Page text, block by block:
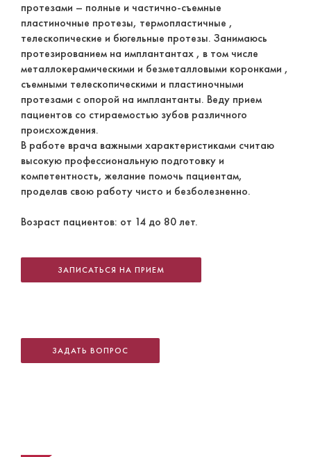
протезами – полные и частично-съемные
пластиночные протезы, термопластичные ,
телескопические и бюгельные протезы. Занимаюсь
протезированием на имплантантах , в том числе
металлокерамическими и безметалловыми коронками ,
съемными телескопическими и пластиночными
протезами с опорой на имплантанты. Веду прием
пациентов со стираемостью зубов различного
происхождения.
В работе врача важными характеристиками считаю
высокую профессиональную подготовку и
компетентность, желание помочь пациентам,
проделав свою работу чисто и безболезненно.
Возраст пациентов: от 14 до 80 лет.
ЗАПИСАТЬСЯ НА ПРИЕМ
ЗАДАТЬ ВОПРОС